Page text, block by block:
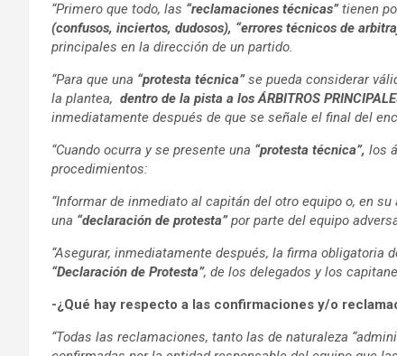
“Primero que todo, las “reclamaciones técnicas”tienen
(confusos, inciertos, dudosos), “errores técnicos de
principales en la dirección de un partido.
“Para que una “protesta técnica”se pueda considerar
la plantea, dentro de la pista a los ÁRBITROS
inmediatamente después de que se señale el final del
“Cuando ocurra y se presente una “protesta técnica”, los
procedimientos:
“Informar de inmediato al capitán del otro equipo o, en
una “declaración de protesta”por parte del equipo
“Asegurar, inmediatamente después, la firma obligatoria
“Declaración de Protesta”, de los delegados y los
-¿Qué hay respecto a las confirmaciones y/o
“Todas las reclamaciones, tanto las de naturaleza